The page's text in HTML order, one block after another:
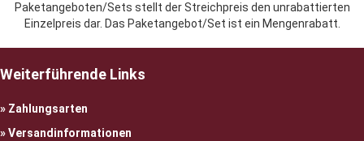
Paketangeboten/Sets stellt der Streichpreis den unrabattierten
Einzelpreis dar. Das Paketangebot/Set ist ein Mengenrabatt.
Weiterführende Links
Zahlungsarten
Versandinformationen